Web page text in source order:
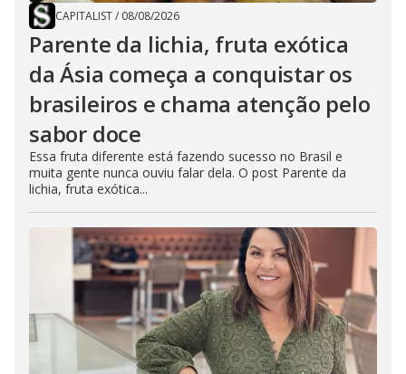
CAPITALIST/ 08/08/2026
Parente da lichia, fruta exótica
da Ásia começa a conquistar os
brasileiros e chama atenção pelo
sabor doce
Essa fruta diferente está fazendo sucesso no Brasil e
muita gente nunca ouviu falar dela. O post Parente da
lichia, fruta exótica...